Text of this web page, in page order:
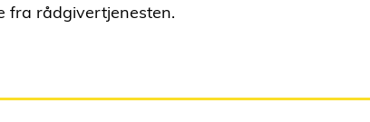
fra rådgivertjenesten.